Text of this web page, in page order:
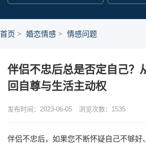
首页 婚恋情感 情感问题
伴侣不忠后总是否定自己？
回自尊与生活主动权
发布时间：2023-06-05 浏览次数： 1535
伴侣不忠后，如果您不断怀疑自己不够好